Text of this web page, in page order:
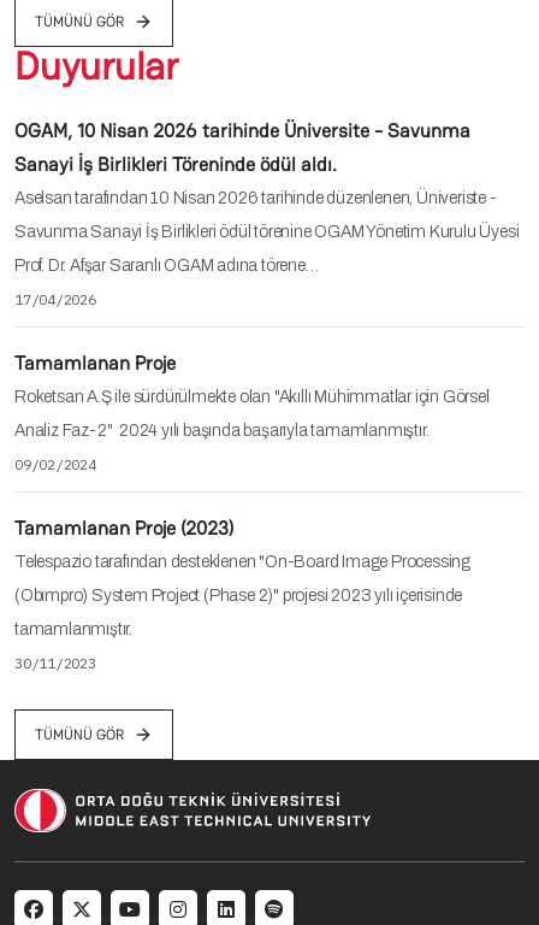
TÜMÜNÜ GÖR
Duyurular
OGAM, 10 Nisan 2026 tarihinde Üniversite - Savunma
Sanayi İş Birlikleri Töreninde ödül aldı.
Aselsan tarafından 10 Nisan 2026 tarihinde düzenlenen, Üniveriste -
Savunma Sanayi İş Birlikleri ödül törenine OGAM Yönetim Kurulu Üyesi
Prof. Dr. Afşar Saranlı OGAM adına törene…
17/04/2026
Tamamlanan Proje
Roketsan A.Ş ile sürdürülmekte olan "Akıllı Mühimmatlar için Görsel
Analiz Faz-2" 2024 yılı başında başarıyla tamamlanmıştır.
09/02/2024
Tamamlanan Proje (2023)
Telespazio tarafından desteklenen "On-Board Image Processing
(Obımpro) System Project (Phase 2)" projesi 2023 yılı içerisinde
tamamlanmıştır.
30/11/2023
TÜMÜNÜ GÖR
Social menu